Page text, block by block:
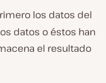
los datos del
datos o éstos han
el resultado